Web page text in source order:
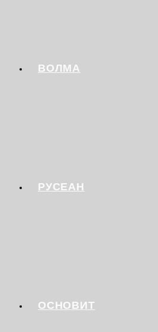
ВОЛМА
РУСЕАН
ОСНОВИТ